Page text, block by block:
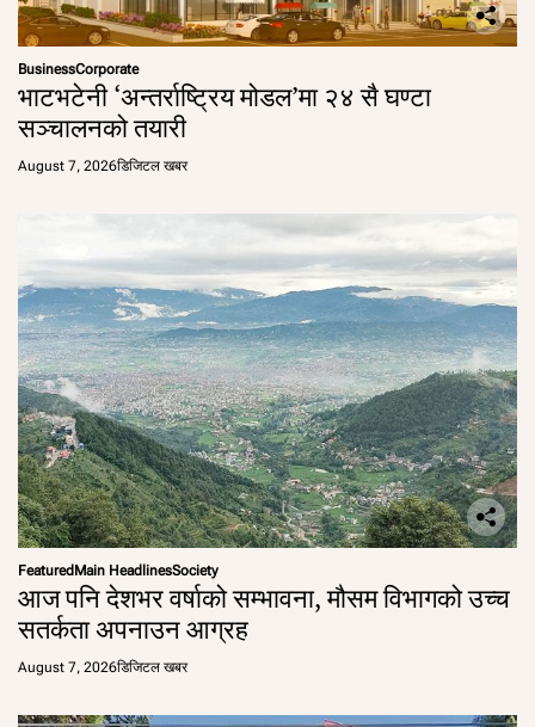
BusinessCorporate
भाटभटेनी ‘अन्तर्राष्ट्रिय मोडल’मा २४ सै घण्टा
सञ्चालनको तयारी
August 7, 2026डिजिटल खबर
Featured Main HeadlinesSociety
आज पनि देशभर वर्षाको सम्भावना, मौसम विभागको उच्च
सतर्कता अपनाउन आग्रह
August 7, 2026डिजिटल खबर